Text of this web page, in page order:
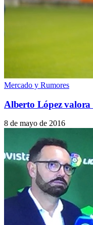
Mercado y Rumores
Alberto López valora
8 de mayo de 2016